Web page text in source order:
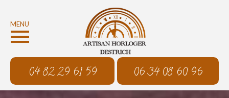
MENU
04 82 29 61 59 06 34 08 60 96